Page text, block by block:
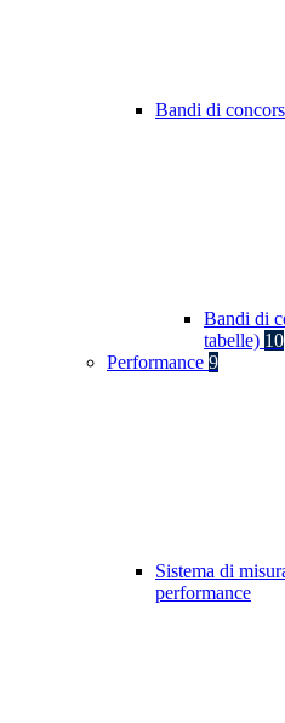
Bandi di
Bandi di
tabelle) 10
Performance 9
Sistema di
performance